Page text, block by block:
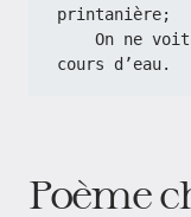
printanière;
cours d’eau.
Poème